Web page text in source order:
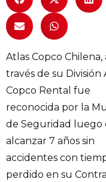
Atlas Copco Chilena,
través de su División
Copco Rental fue
reconocida por la
de Seguridad luego
alcanzar 7 años sin
accidentes con
perdido en su